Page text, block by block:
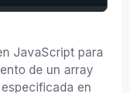
JavaScript para
de un array
en